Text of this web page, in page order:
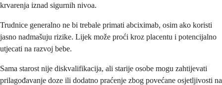
krvarenja iznad sigurnih nivoa.
Trudnice generalno ne bi trebale primati abciximab, osim ako koristi
jasno nadmašuju rizike. Lijek može proći kroz placentu i potencijalno
utjecati na razvoj bebe.
Sama starost nije diskvalifikacija, ali starije osobe mogu zahtijevati
prilagođavanje doze ili dodatno praćenje zbog povećane osjetljivosti na